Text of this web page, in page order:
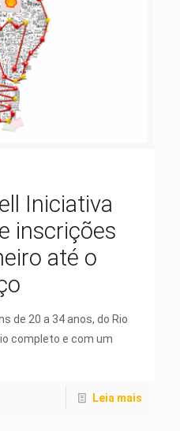
Iniciativa
inscrições
até o
de 20 a 34 anos, do Rio
completo e com um
Leia mais